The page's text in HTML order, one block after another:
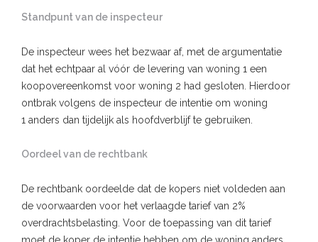
Standpunt van de inspecteur
De inspecteur wees het bezwaar af, met de argumentatie
dat het echtpaar al vóór de levering van woning 1 een
koopovereenkomst voor woning 2 had gesloten. Hierdoor
ontbrak volgens de inspecteur de intentie om woning
1 anders dan tijdelijk als hoofdverblijf te gebruiken.
Oordeel van de rechtbank
De rechtbank oordeelde dat de kopers niet voldeden aan
de voorwaarden voor het verlaagde tarief van 2%
overdrachtsbelasting. Voor de toepassing van dit tarief
moet de koper de intentie hebben om de woning anders